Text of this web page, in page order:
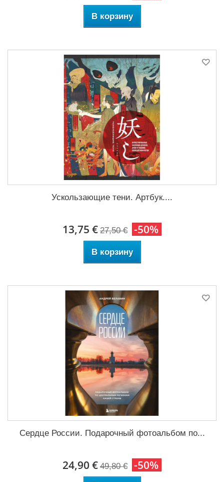
В корзину
Ускользающие тени. Артбук....
13,75 € 27,50 € -50%
В корзину
Сердце России. Подарочный фотоальбом по...
24,90 € 49,80 € -50%